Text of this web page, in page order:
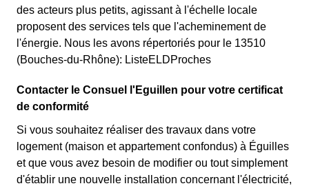
des acteurs plus petits, agissant à l'échelle locale
proposent des services tels que l'acheminement de
l'énergie. Nous les avons répertoriés pour le 13510
(Bouches-du-Rhône): ListeELDProches
Contacter le Consuel l'Eguillen pour votre certificat
de conformité
Si vous souhaitez réaliser des travaux dans votre
logement (maison et appartement confondus) à Éguilles
et que vous avez besoin de modifier ou tout simplement
d'établir une nouvelle installation concernant l'électricité,